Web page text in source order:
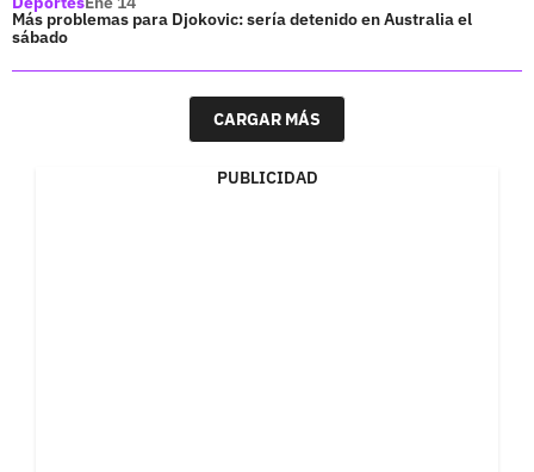
Más problemas para Djokovic: sería detenido en Australia el
sábado
CARGAR MÁS
PUBLICIDAD